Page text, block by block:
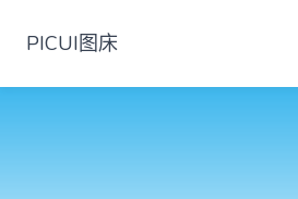
PICUI图床